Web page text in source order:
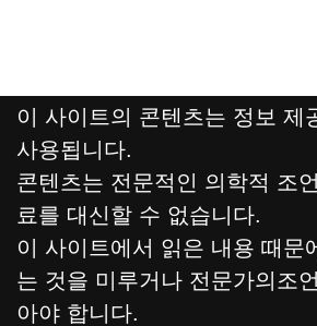
이 사이트의 콘텐츠는 정보 제
사용됩니다.
콘텐츠는 전문적인 의학적 조
료를 대신할 수 없습니다.
이 사이트에서 읽은 내용 때문
는 것을 미루거나 전문가의조
아야 합니다.